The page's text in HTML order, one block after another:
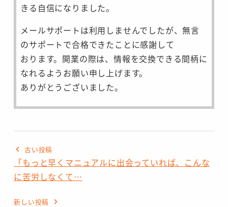
きる自信になりました。
メールサポートは利用しませんでしたが、無言
のサポートで合格できたことに感謝して
おります。開業の際は、情報を交換できる間柄に
なれるようお願い申し上げます。
ありがとうございました。
古い投稿
「もっと早くマニュアルに出会っていれば、こんな
に苦労しなくて…
新しい投稿